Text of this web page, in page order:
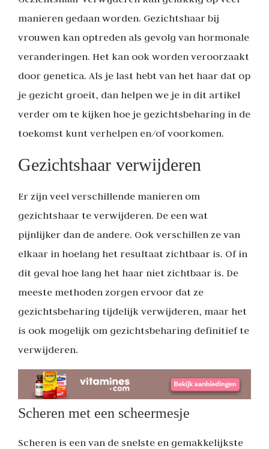
manieren gedaan worden. Gezichtshaar bij
vrouwen kan optreden als gevolg van hormonale
veranderingen. Het kan ook worden veroorzaakt
door genetica. Als je last hebt van het haar dat op
je gezicht groeit, dan helpen we je in dit artikel
verder om te kijken hoe je gezichtsbeharing in de
toekomst kunt verhelpen en/of voorkomen.
Gezichtshaar verwijderen
Er zijn veel verschillende manieren om
gezichtshaar te verwijderen. De een wat
pijnlijker dan de andere. Ook verschillen ze van
elkaar in hoelang het resultaat zichtbaar is. Of in
dit geval hoe lang het haar niet zichtbaar is. De
meeste methoden zorgen ervoor dat ze
gezichtsbeharing tijdelijk verwijderen, maar het
is ook mogelijk om gezichtsbeharing definitief te
verwijderen.
Scheren met een scheermesje
Scheren is een van de snelste en gemakkelijkste